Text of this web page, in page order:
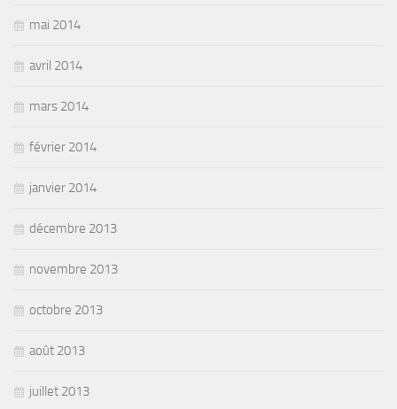
mai 2014
avril 2014
mars 2014
février 2014
janvier 2014
décembre 2013
novembre 2013
octobre 2013
août 2013
juillet 2013